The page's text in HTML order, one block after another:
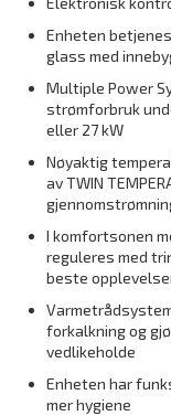
Enheten
glass med
Multiple Power
strømforbruk
eller 27 kW
Nøyaktig
av TWIN
I komfortsonen
reguleres med
beste
forkalkning og
vedlikeholde
Enheten har
mer hygiene